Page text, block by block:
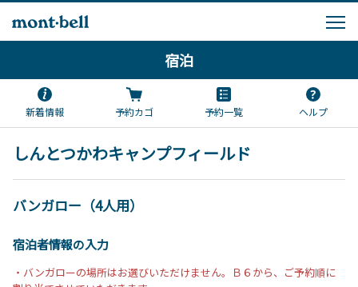
宿泊
新着情報 予約カゴ 予約一覧 ヘルプ
しんとつかわキャンプフィールド
バンガロー（4人用）
宿泊者情報の入力
・バンガローの場所はお選びいただけません。Ｂ６から、ご予約順に